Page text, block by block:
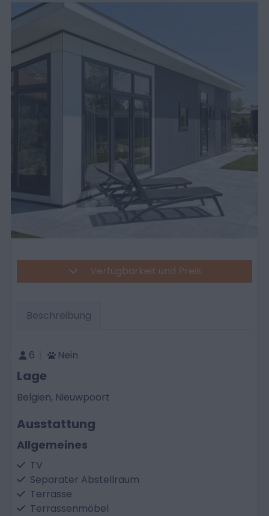
Verfügbarkeit und Preis
Beschreibung
6 Nein
Lage
Belgien, Nieuwpoort
Ausstattung
Allgemeines
TV
Separater Abstellraum
Terrasse
Terrassenmöbel